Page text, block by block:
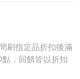
刷指定品折扣後滿
，回饋皆以折扣